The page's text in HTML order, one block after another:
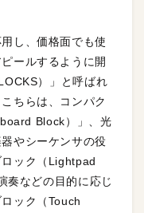
し、価格面でも使
ールするように開
）」と呼ばれ
ちらは、コンパク
Block）」、光
やシーケンサの役
ック（Lightpad
奏などの目的に応じ
ック（Touch